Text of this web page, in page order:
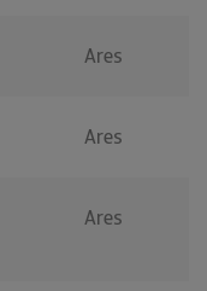
Ares
Ares
Ares